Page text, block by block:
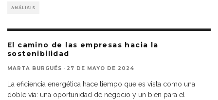
ANÁLISIS
El camino de las empresas hacia la
sostenibilidad
MARTA BURGUÉS · 27 DE MAYO DE 2024
La eficiencia energética hace tiempo que es vista como una
doble vía: una oportunidad de negocio y un bien para el